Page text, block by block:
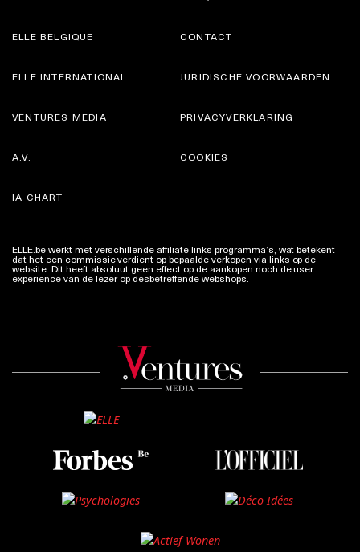
ELLE BELGIQUE CONTACT
ELLE INTERNATIONAL
VENTURES MEDIA
JURIDISCHE VOORWAARDEN
PRIVACYVERKLARING
A.V.
IA CHART
COOKIES
ELLE.be werkt met verschillende affiliate links programma’s, wat betekent
dat het een commissie verdient op bepaalde verkopen via links op de
website. Dit heeft absoluut geen effect op de aankopen noch de user
experience van de lezer op desbetreffende webshops.